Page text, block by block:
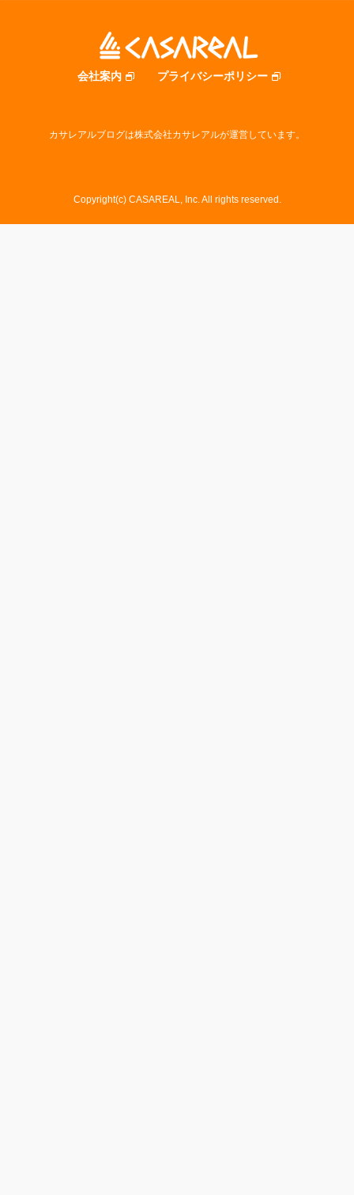
会社案内 プライバシーポリシー
カサレアルブログは株式会社カサレアルが運営しています。
Copyright(c) CASAREAL, Inc. All rights reserved.